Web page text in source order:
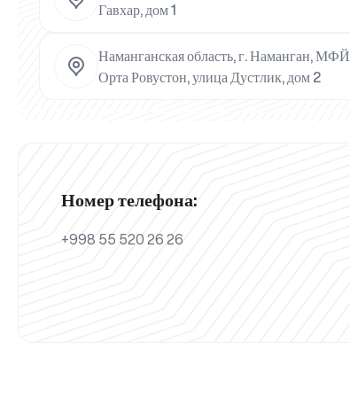
Гавхар, дом 1
Наманганская область, г. Наманган, МФЙ
Орта Ровустон, улица Дустлик, дом 2
Номер телефона:
+998 55 520 26 26